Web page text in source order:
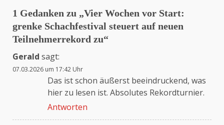
1 Gedanken zu „Vier Wochen vor Start:
grenke Schachfestival steuert auf neuen
Teilnehmerrekord zu“
Gerald sagt:
07.03.2026 um 17:42 Uhr
Das ist schon äußerst beeindruckend, was
hier zu lesen ist. Absolutes Rekordturnier.
Antworten